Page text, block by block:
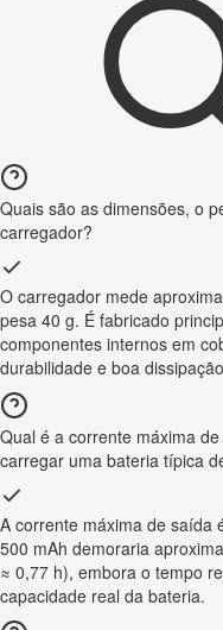
Quais são as dimensões, o
carregador?
O carregador mede
pesa 40 g. É fabricado
componentes internos em
durabilidade e boa
Qual é a corrente máxima
carregar uma bateria típica
A corrente máxima de saída
500 mAh demoraria
≈ 0,77 h), embora o tempo
capacidade real da bateria.